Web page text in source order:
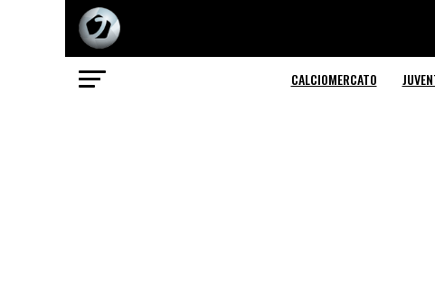
CALCIOMERCATO